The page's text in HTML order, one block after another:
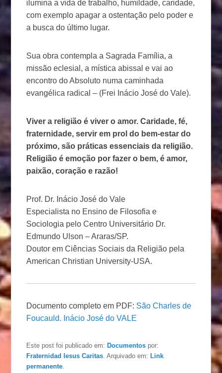
ilumina a vida de trabalho, humildade, caridade,
com exemplo apagar a ostentação pelo poder e
a busca do último lugar.
Sua obra contempla a Sagrada Família, a
missão eclesial, a mística abissal e vai ao
encontro do Absoluto numa caminhada
evangélica radical – (Frei Inácio José do Vale).
Viver a religião é viver o amor. Caridade, fé,
fraternidade, servir em prol do bem-estar do
próximo, são práticas essenciais da religião.
Religião é emoção por fazer o bem, é amor,
paixão, coração e razão!
Prof. Dr. Inácio José do Vale
Especialista no Ensino de Filosofia e
Sociologia pelo Centro Universitário Dr.
Edmundo Ulson – Araras/SP.
Doutor em Ciências Sociais da Religião pela
American Christian University-USA.
Documento completo em PDF: São Charles de
Foucauld. Inácio José do VALE
Este post foi publicado em: Documentos por:
Fraternidad Iesus Caritas. Arquivado em: Link
permanente.